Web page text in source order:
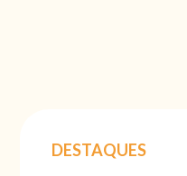
DESTAQUES